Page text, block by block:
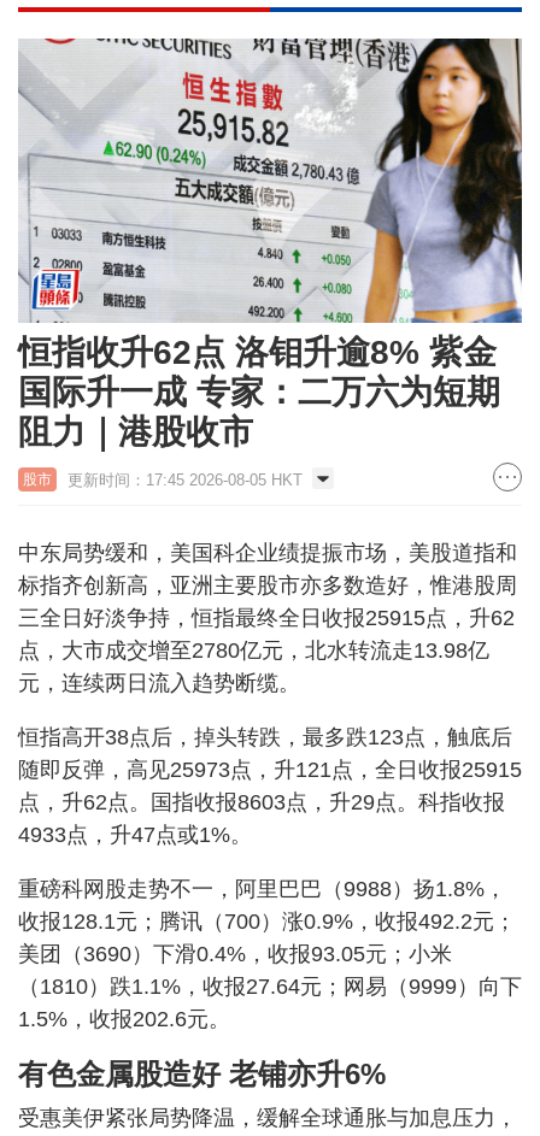
恒指收升62点 洛钼升逾8% 紫金
国际升一成 专家：二万六为短期
阻力｜港股收市
股市 更新时间：17:45 2026-08-05 HKT
中东局势缓和，美国科企业绩提振市场，美股道指和
标指齐创新高，亚洲主要股市亦多数造好，惟港股周
三全日好淡争持，恒指最终全日收报25915点，升62
点，大市成交增至2780亿元，北水转流走13.98亿
元，连续两日流入趋势断缆。
恒指高开38点后，掉头转跌，最多跌123点，触底后
随即反弹，高见25973点，升121点，全日收报25915
点，升62点。国指收报8603点，升29点。科指收报
4933点，升47点或1%。
重磅科网股走势不一，阿里巴巴（9988）扬1.8%，
收报128.1元；腾讯（700）涨0.9%，收报492.2元；
美团（3690）下滑0.4%，收报93.05元；小米
（1810）跌1.1%，收报27.64元；网易（9999）向下
1.5%，收报202.6元。
有色金属股造好 老铺亦升6%
受惠美伊紧张局势降温，缓解全球通胀与加息压力，